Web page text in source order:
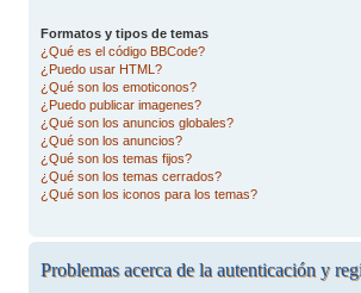
Formatos y tipos de temas
¿Qué es el código BBCode?
¿Puedo usar HTML?
¿Qué son los emoticonos?
¿Puedo publicar imagenes?
¿Qué son los anuncios globales?
¿Qué son los anuncios?
¿Qué son los temas fijos?
¿Qué son los temas cerrados?
¿Qué son los iconos para los temas?
Problemas acerca de la autenticación y